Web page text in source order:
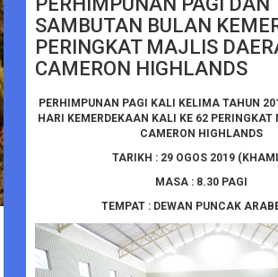
SAMBUTAN BULAN
PERINGKAT MAJLIS
CAMERON HIGHLANDS
PERHIMPUNAN PAGI KALI KELIMA TAHUN
HARI KEMERDEKAAN KALI KE 62 PERINGKAT
CAMERON HIGHLANDS
TARIKH : 29 OGOS 2019
MASA : 8.30 PAGI
TEMPAT : DEWAN PUNCAK